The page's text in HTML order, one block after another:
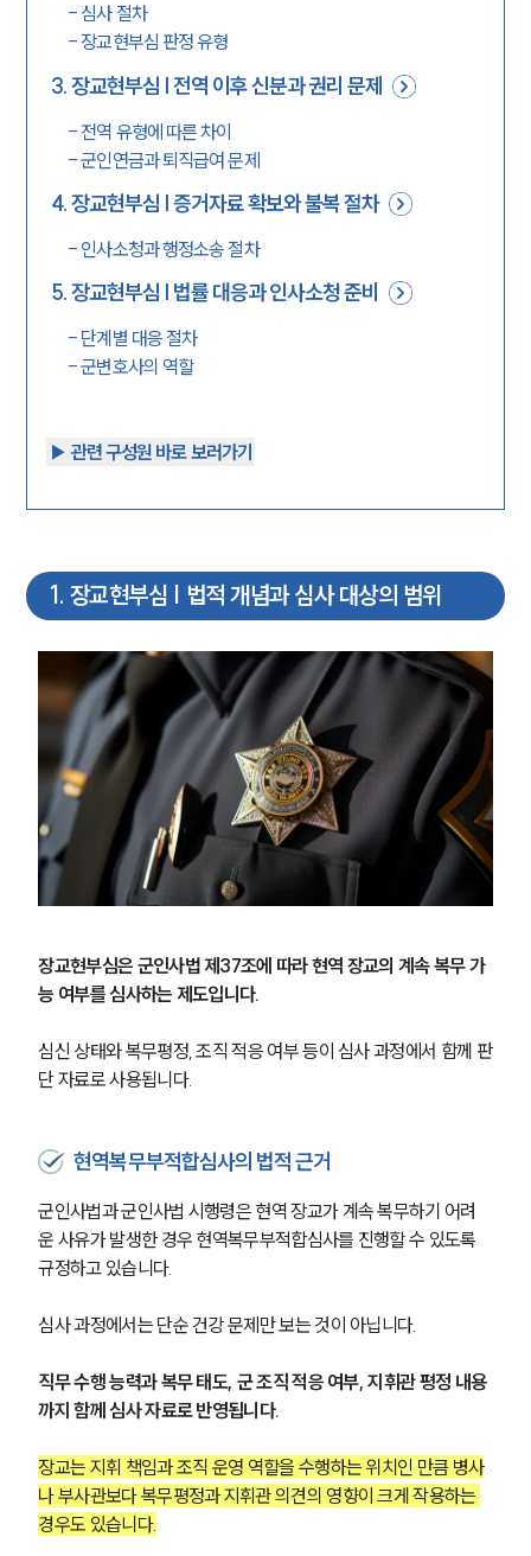
- 심사 절차
-장교현부심 판정 유형
3.장교현부심 | 전역 이후 신분과 권리 문제
- 전역 유형에 따른 차이
-군인연금과 퇴직급여 문제
4.장교현부심 | 증거자료 확보와 불복 절차
- 인사소청과 행정소송 절차
5.장교현부심 | 법률 대응과 인사소청 준비
- 단계별 대응 절차
-군변호사의 역할
▶︎ 관련 구성원 바로 보러가기
1 . 장교현부심 | 법적 개념과 심사 대상의 범위
장교현부심은 군인사법 제37조에 따라 현역 장교의 계속 복무 가
능 여부를 심사하는 제도입니다.
심신 상태와 복무평정, 조직 적응 여부 등이 심사 과정에서 함께 판
단 자료로 사용됩니다.
현역복무부적합심사의 법적 근거
군인사법과 군인사법 시행령은 현역 장교가 계속 복무하기 어려
운 사유가 발생한 경우 현역복무부적합심사를 진행할 수 있도록
규정하고 있습니다.
심사 과정에서는 단순 건강 문제만 보는 것이 아닙니다.
직무 수행 능력과 복무 태도, 군 조직 적응 여부, 지휘관 평정 내용
까지 함께 심사 자료로 반영됩니다.
장교는 지휘 책임과 조직 운영 역할을 수행하는 위치인 만큼 병사
나 부사관보다 복무평정과 지휘관 의견의 영향이 크게 작용하는
경우도 있습니다.